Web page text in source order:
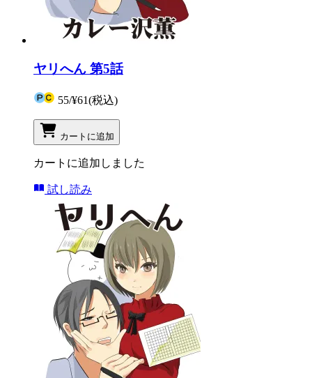
ヤリへん 第5話
55/¥61(税込)
カートに追加
カートに追加しました
試し読み